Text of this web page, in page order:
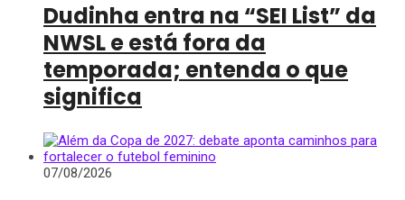
Dudinha entra na “SEI List” da
NWSL e está fora da
temporada; entenda o que
significa
07/08/2026